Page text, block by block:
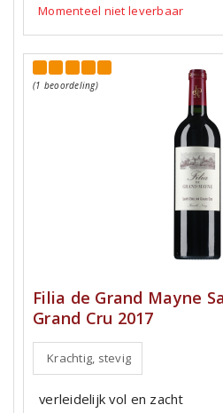
Momenteel niet leverbaar
(1 beoordeling)
Filia de Grand Mayne
Grand Cru 2017
Krachtig, stevig
verleidelijk vol en zacht